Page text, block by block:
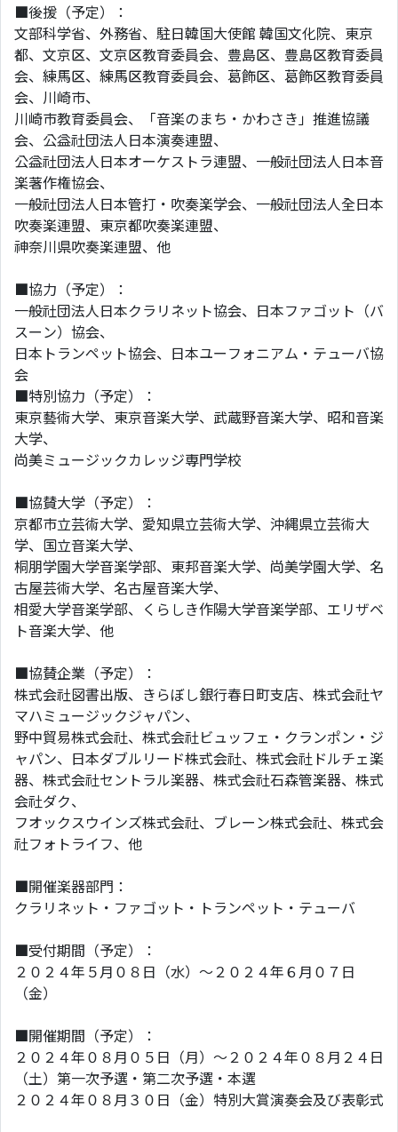
■後援（予定）：
文部科学省、外務省、駐日韓国大使館 韓国文化院、東京
都、文京区、文京区教育委員会、豊島区、豊島区教育委員
会、練馬区、練馬区教育委員会、葛飾区、葛飾区教育委員
会、川崎市、
川崎市教育委員会、「音楽のまち・かわさき」推進協議
会、公益社団法人日本演奏連盟、
公益社団法人日本オーケストラ連盟、一般社団法人日本音
楽著作権協会、
一般社団法人日本管打・吹奏楽学会、一般社団法人全日本
吹奏楽連盟、東京都吹奏楽連盟、
神奈川県吹奏楽連盟、他
■協力（予定）：
一般社団法人日本クラリネット協会、日本ファゴット（バ
スーン）協会、
日本トランペット協会、日本ユーフォニアム・テューバ協
会
■特別協力（予定）：
東京藝術大学、東京音楽大学、武蔵野音楽大学、昭和音楽
大学、
尚美ミュージックカレッジ専門学校
■協賛大学（予定）：
京都市立芸術大学、愛知県立芸術大学、沖縄県立芸術大
学、国立音楽大学、
桐朋学園大学音楽学部、東邦音楽大学、尚美学園大学、名
古屋芸術大学、名古屋音楽大学、
相愛大学音楽学部、くらしき作陽大学音楽学部、エリザベ
ト音楽大学、他
■協賛企業（予定）：
株式会社図書出版、きらぼし銀行春日町支店、株式会社ヤ
マハミュージックジャパン、
野中貿易株式会社、株式会社ビュッフェ・クランポン・ジ
ャパン、日本ダブルリード株式会社、株式会社ドルチェ楽
器、株式会社セントラル楽器、株式会社石森管楽器、株式
会社ダク、
フオックスウインズ株式会社、ブレーン株式会社、株式会
社フォトライフ、他
■開催楽器部門：
クラリネット・ファゴット・トランペット・テューバ
■受付期間（予定）：
２０２４年５月０８日（水）～２０２４年６月０７日
（金）
■開催期間（予定）：
２０２４年０８月０５日（月）～２０２４年０８月２４日
（土）第一次予選・第二次予選・本選
２０２４年０８月３０日（金）特別大賞演奏会及び表彰式